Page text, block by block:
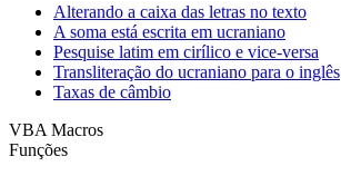
Alterando a caixa das letras no texto
A soma está escrita em ucraniano
Pesquise latim em cirílico e vice-versa
Transliteração do ucraniano para o inglês
Taxas de câmbio
VBA Macros
Funções